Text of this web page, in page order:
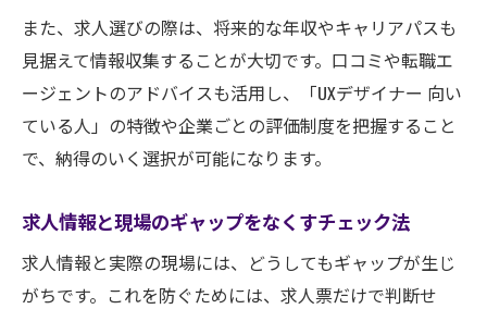
また、求人選びの際は、将来的な年収やキャリアパスも
見据えて情報収集することが大切です。口コミや転職エ
ージェントのアドバイスも活用し、「UXデザイナー 向い
ている人」の特徴や企業ごとの評価制度を把握すること
で、納得のいく選択が可能になります。
求人情報と現場のギャップをなくすチェック法
求人情報と実際の現場には、どうしてもギャップが生じ
がちです。これを防ぐためには、求人票だけで判断せ